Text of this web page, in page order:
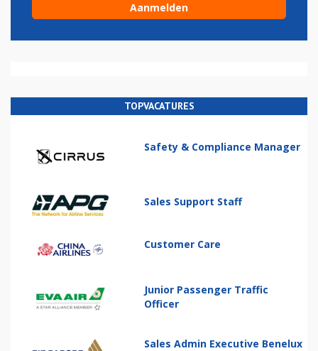
TOPVACATURES
Safety & Compliance Manager
Sales Support Staff
Customer Care
Junior Passenger Traffic
Officer
Sales Admin Executive Benelux